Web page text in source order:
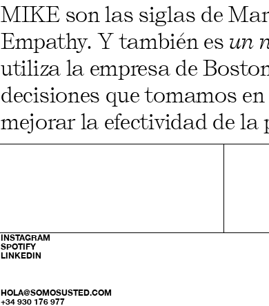
MIKE son las siglas de
Empathy. Y también es un
utiliza la empresa de
decisiones que tomamos
mejorar la efectividad de
INSTAGRAM
SPOTIFY
LINKEDIN
HOLA@SOMOSUSTED.COM
+34 930 176 977